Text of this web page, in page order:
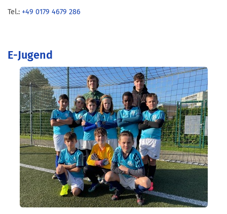
Tel.: +49 0179 4679 286
E-Jugend